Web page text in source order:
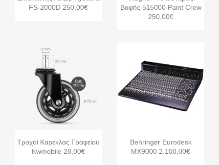
FS-2000D 250,00€
Βαφής 515000 Paint Crew
250,00€
Γρήγορη προβολή
Τροχοί Καρέκλας Γραφείου
Kwmobile 28,00€
Γρήγορη προβολή
Behringer Eurodesk
MX9000 2.100,00€